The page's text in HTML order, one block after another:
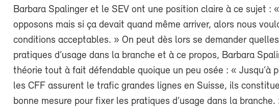
Barbara Spalinger et le SEV ont une position claire à ce sujet :
opposons mais si ça devait quand même arriver, alors nous
conditions acceptables. » On peut dès lors se demander
pratiques d’usage dans la branche et à ce propos, Barbara
théorie tout à fait défendable quoique un peu osée : « Jusqu’à
les CFF assurent le trafic grandes lignes en Suisse, ils
bonne mesure pour fixer les pratiques d’usage dans la branche.